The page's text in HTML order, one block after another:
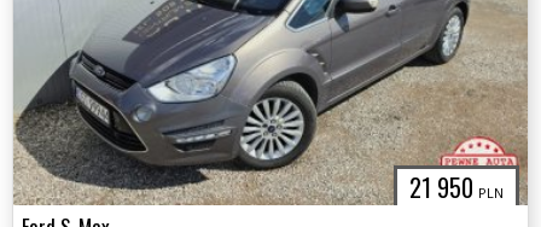
21 950 PLN